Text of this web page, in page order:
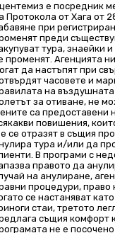
е посредник
Протокола от Хага от
при
преди
тура, знаейки
променят. Агенцията
да настъпят при
часовете и
на
за отиване, не
са предоставени
повишения,
се отразят в същия
тура и/или да
В програми с
правото да
на анулиране,
процедури,
се настаняват
стаи, третото
същия комфорт
не е